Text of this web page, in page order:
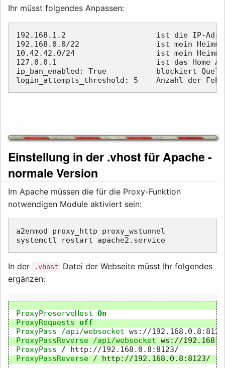
Ihr müsst folgendes Anpassen:
192.168.1.2                    ist die IP-Adresse
192.168.0.0/22                 ist mein
10.42.42.0/24                  ist mein
127.0.0.1                      ist das Home
ip_ban_enabled: True           blockiert Quell
Einstellung in der .vhost für Apache -
normale Version
Im Apache müssen die für die Proxy-Funktion
notwendigen Module aktiviert sein:
a2enmod proxy_http proxy_wstunnel
In der .vhost
Datei der Webseite müsst Ihr folgendes
ergänzen:
ProxyPreserveHost On
ProxyRequests off
ProxyPass
/api/websocket
ProxyPassReverse /api/websocket
ProxyPass
/
ProxyPassReverse /
http://192.168.0.8:8123/